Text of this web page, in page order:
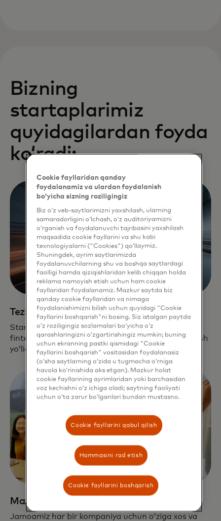
Bizning
startaplarimiz
quyidagilardan foyda
koʻradi:
Tezkor kengayish yoʻli
Startaplar global tarmogʻimiz, hamkorliklarimiz va
fintex yechimlarimizdan oʻz bizneslarini kengaytirish
yoʻlida foydalanadilar.
Maxsus yordam
Jamoamiz har bir kompaniya uchun oʻziga xos va
Cookie fayllaridan qanday
foydalanamiz va ulardan foydalanish
bo‘yicha sizning roziligingiz
Biz o‘z veb-saytlarimizni yaxshilash, ularning
samaradorligini o‘lchash, o‘z auditoriyamizni
o‘rganish va foydalanuvchi tajribasini yaxshilash
maqsadida cookie fayllarini va shu kabi
texnologiyalarni ("Cookies") qo‘llaymiz.
Shuningdek, ayrim saytlarimizda
foydalanuvchilarning shu va boshqa saytlardagi
faolligi hamda qiziqishlaridan kelib chiqqan holda
reklama namoyish etish uchun ham cookie
fayllaridan foydalanamiz. Mazkur saytda biz
qanday cookie fayllaridan va nimaga
foydalanishimizni bilish uchun quyidagi "Cookie
fayllarini boshqarish"ni bosing. Siz istalgan paytda
o‘z roziligingiz sozlamalari bo‘yicha o‘z
qarashlaringizni o‘zgartirishingiz mumkin; buning
uchun ekranning pastki qismidagi "Cookie
fayllarini boshqarish" vositasidan foydalanasiz
(o‘sha saytlarning o‘zida u tugmacha o‘rniga
havola ko‘rinishida aks etgan). Mazkur holat
cookie fayllarining ayrimlaridan yoki barchasidan
voz kechishni o‘z ichiga oladi; saytning faoliyati
uchun o‘ta zarur bo‘lganlari bundan mustasno.
Cookie fayllarini qabul qilish
Hammasini rad etish
Cookie fayllarini boshqarish